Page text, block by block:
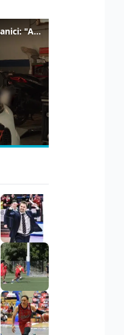
Carburanti, la frode denunciata dei meccanici: "Acqua in gasolio e benzina"